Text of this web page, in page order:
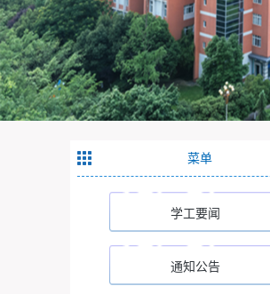
菜单
学工要闻
通知公告